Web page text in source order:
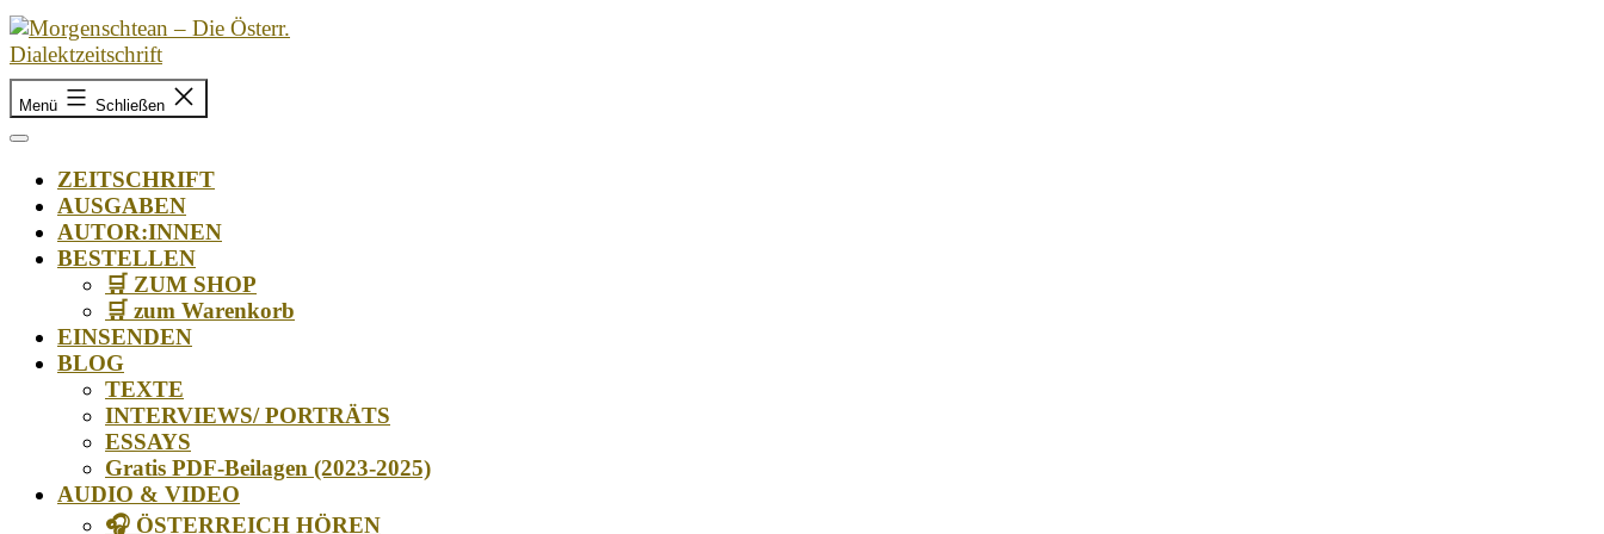
Zum
Inhalt
springen
Morgenschtean
Die
Dialektzeitschrift
Menü Schließen
ZEITSCHRIFT
AUSGABEN
AUTOR:INNEN
BESTELLEN
🛒 ZUM SHOP
🛒 zum Warenkorb
EINSENDEN
BLOG
TEXTE
INTERVIEWS/ PORTRÄTS
ESSAYS
Gratis PDF-Beilagen (2023-2025)
AUDIO & VIDEO
🎧 ÖSTERREICH HÖREN